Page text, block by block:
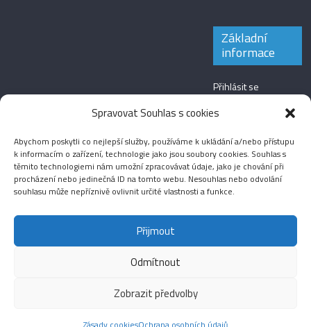
Spravovat Souhlas s cookies
Abychom poskytli co nejlepší služby, používáme k ukládání a/nebo přístupu
k informacím o zařízení, technologie jako jsou soubory cookies. Souhlas s
těmito technologiemi nám umožní zpracovávat údaje, jako je chování při
procházení nebo jedinečná ID na tomto webu. Nesouhlas nebo odvolání
souhlasu může nepříznivě ovlivnit určité vlastnosti a funkce.
Přijmout
Odmítnout
Zobrazit předvolby
Základní
informace
Přihlásit se
Zdroj kanálů
Kanál komentářů
Česká lokalizace
Fotografie Audio
Copyright © 2026Média IKSŽ. All rights reserved.
Theme: ColorMag Pro byThemeGrill. Drevet av